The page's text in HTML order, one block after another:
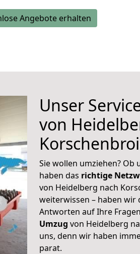
Angebote erhalten
Unser
von
Sie wollen umziehen? Ob
haben das richtige
von Heidelberg nach
weiterwissen – haben wir
Antworten auf Ihre
Umzug von Heidelberg
uns, denn wir haben
parat.